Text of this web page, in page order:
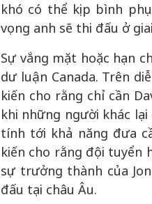
khó có thể kịp bình
vọng anh sẽ thi đấu ở
Sự vắng mặt hoặc hạn
dư luận Canada. Trên
kiến cho rằng chỉ cần
khi những người khác
tính tới khả năng đưa
kiến cho rằng đội tuyển
sự trưởng thành của
đấu tại châu Âu.